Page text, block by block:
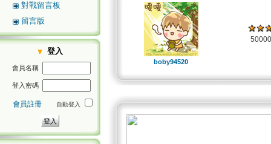
對戰留言板
留言版
登入
會員名稱
登入密碼
會員註冊 自動登入
boby94520